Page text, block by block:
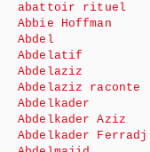
abattoir rituel
Abbie Hoffman
Abdel
Abdelatif
Abdelaziz
Abdelaziz raconte
Abdelkader
Abdelkader Aziz
Abdelkader Ferradj